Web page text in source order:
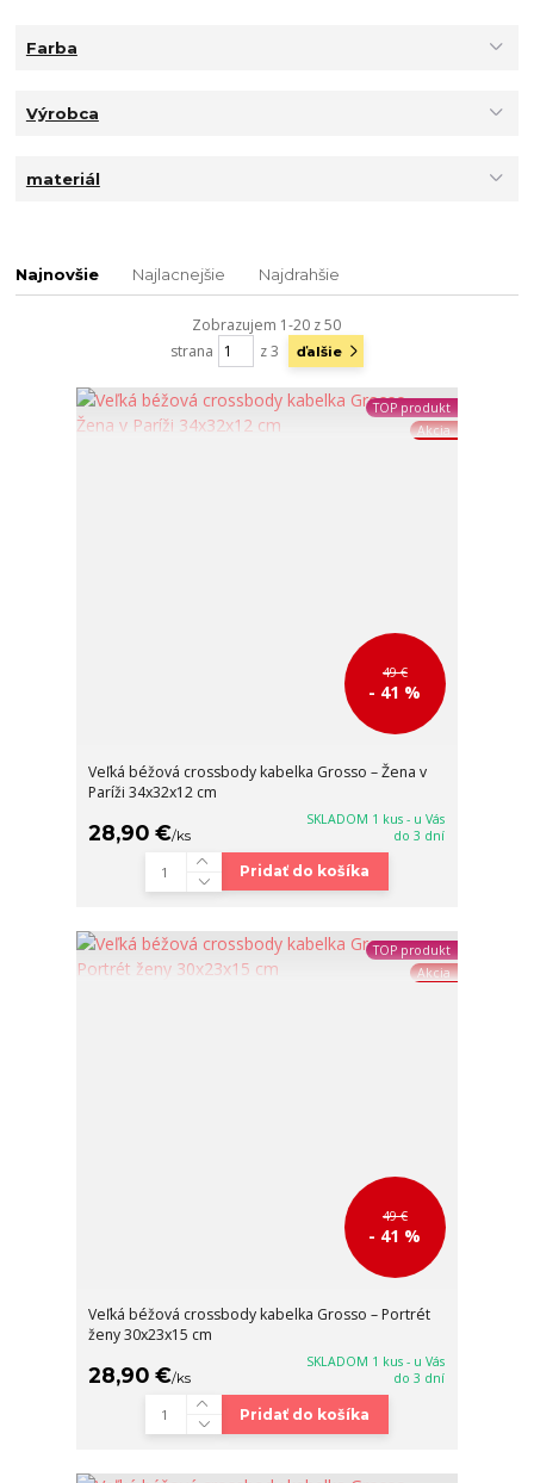
Farba
Výrobca
materiál
Najnovšie Najlacnejšie Najdrahšie
Zobrazujem 1-20 z 50
strana
z 3 ďalšie
TOP produkt
Akcia
49 €
- 41 %
Veľká béžová crossbody kabelka Grosso – Žena v
Paríži 34x32x12 cm
28,90 €/ks
SKLADOM 1 kus - u Vás
do 3 dní
Pridať do košíka
TOP produkt
Akcia
49 €
- 41 %
Veľká béžová crossbody kabelka Grosso – Portrét
ženy 30x23x15 cm
28,90 €/ks
SKLADOM 1 kus - u Vás
do 3 dní
Pridať do košíka